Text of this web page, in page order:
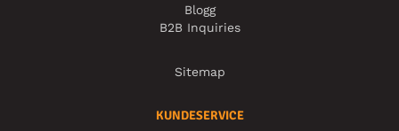
Blogg
B2B Inquiries
Sitemap
KUNDESERVICE